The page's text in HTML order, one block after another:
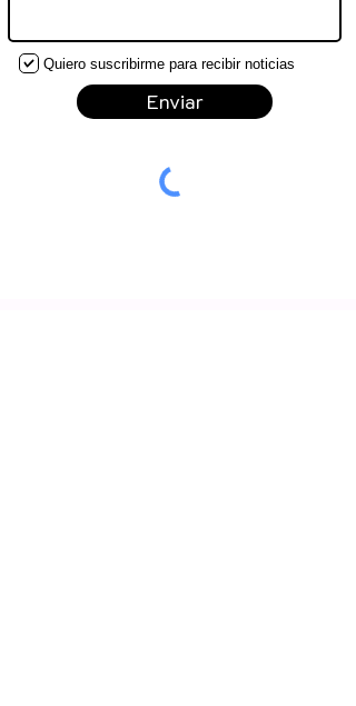
Quiero suscribirme para recibir noticias
Enviar